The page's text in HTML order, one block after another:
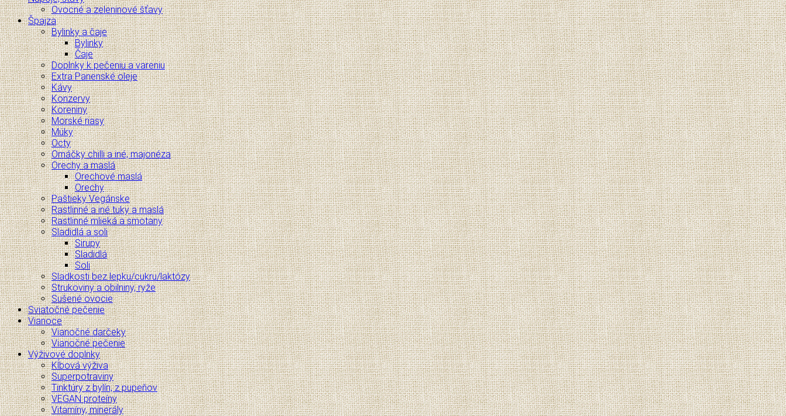
Ovocné a zeleninové šťavy
Špajza
Bylinky a čaje
Bylinky
Čaje
Doplnky k pečeniu a vareniu
Extra Panenské oleje
Kávy
Konzervy
Koreniny
Morské riasy
Múky
Octy
Omáčky chilli a iné, majonéza
Orechy a maslá
Orechové maslá
Orechy
Paštieky Vegánske
Rastlinné a iné tuky a maslá
Rastlinné mlieká a smotany
Sladidlá a soli
Sirupy
Sladidlá
Soli
Sladkosti bez lepku/cukru/laktózy
Strukoviny a obilniny, ryže
Sušené ovocie
Sviatočné pečenie
Vianoce
Vianočné darčeky
Vianočné pečenie
Výživové doplnky
Kĺbová výživa
Superpotraviny
Tinktúry z bylín, z pupeňov
VEGAN proteíny
Vitamíny, minerály